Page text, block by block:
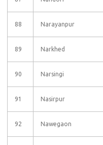
88 Narayanpur
89 Narkhed
90 Narsingi
91 Nasirpur
92 Nawegaon